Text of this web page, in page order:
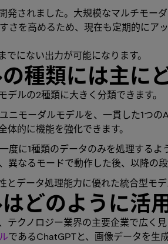
発されました。大規模なマルチモ
さを高めるため、現在も定期的に
にない出力が可能になります。
種類には主に
ルの2種類に大きく分類できます。
ニモーダルモデルを、一貫した1つ
的に機能を強化できます。
度に1種類のデータのみを処理する
なるモードで動作した後、以降の段
データ処理能力に優れた統合型モデ
どのように活
テクノロジー業界の主要企業で広く
であるChatGPTと、画像データを生